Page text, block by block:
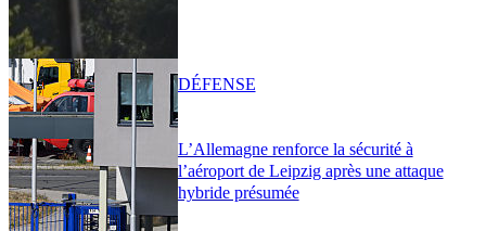
L’Allemagne renforce la sécurité à
l’aéroport de Leipzig après une attaque
hybride présumée
DÉFENSE